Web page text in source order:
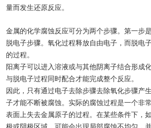
量而发生还原反应。
金属的化学腐蚀反应可分为两个步骤。第一步
脱电子步骤。氧化过程释放自由电子，而脱电
的过程。
阳离子可以进入溶液或与其他阴离子结合形成
与脱电子过程同时配合才能完成整个反应。
因此，只有通过电子去除步骤去除氧化步骤产
子才能不断被腐蚀。实际的腐蚀过程是一个非
表面上失去金属原子的过程。在某些条件下，